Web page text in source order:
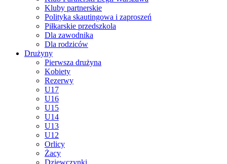
Kluby partnerskie
Polityka skautingowa i zaproszeń
Piłkarskie przedszkola
Dla zawodnika
Dla rodziców
Drużyny
Pierwsza drużyna
Kobiety
Rezerwy
U17
U16
U15
U14
U13
U12
Orlicy
Żacy
Dziewczynki